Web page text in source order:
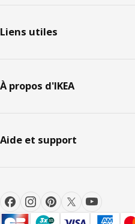
Liens utiles
À propos d'IKEA
Aide et support